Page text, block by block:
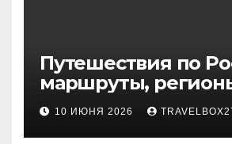
Путешествия по
маршруты,
особенности
10 ИЮНЯ 2026